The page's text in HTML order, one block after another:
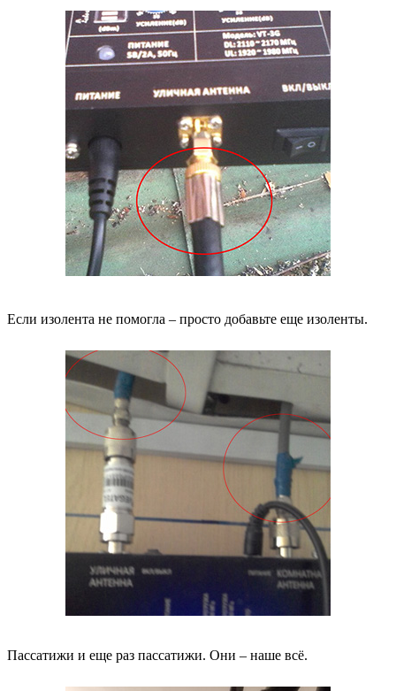
Если изолента не помогла – просто добавьте еще изоленты.
Пассатижи и еще раз пассатижи. Они – наше всё.